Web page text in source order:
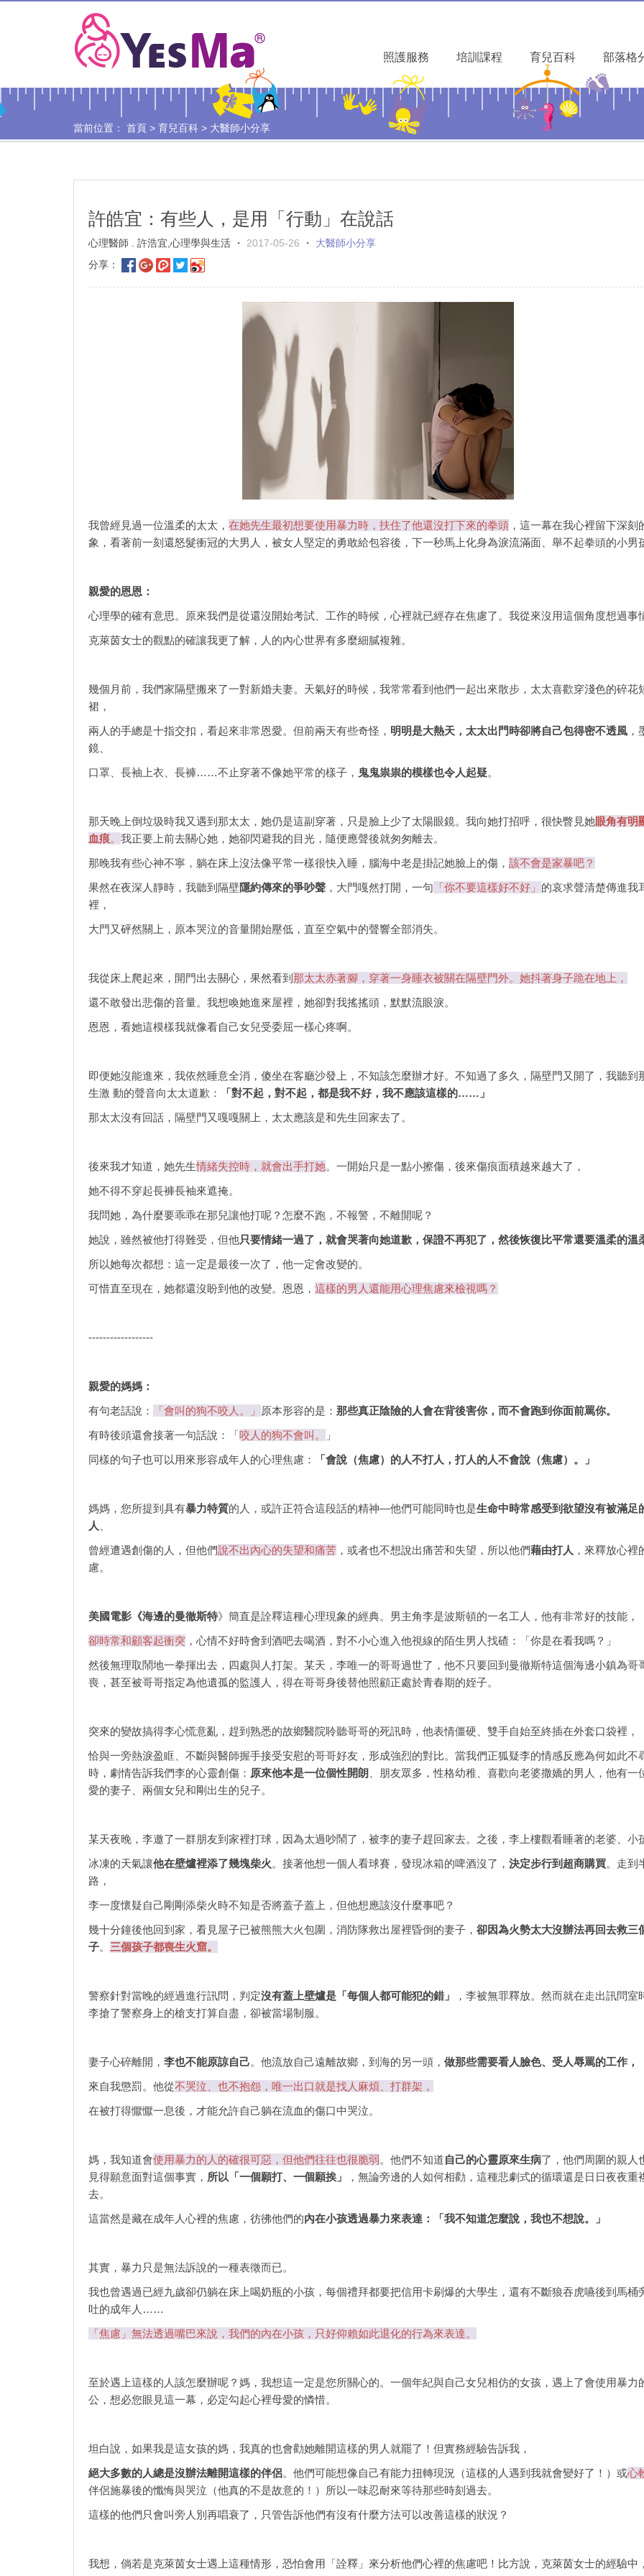
照護服務 培訓課程 育兒百科 部落格
當前位置： 首頁 > 育兒百科 > 大醫師小分享
許皓宜：有些人，是用「行動」在說話
心理醫師 . 許浩宜,心理學與生活 ・ 2017-05-26 ・ 大醫師小分享
分享：
我曾經見過一位溫柔的太太， 在她先生最初想要使用暴力時，扶住了他還沒打下來的拳頭 ，這一幕在我心裡留下深刻
象，看著前一刻還怒髮衝冠的大男人，被女人堅定的勇敢給包容後，下一秒馬上化身為淚流滿面、舉不起拳頭的小男
親愛的恩恩：
心理學的確有意思。原來我們是從還沒開始考試、工作的時候，心裡就已經存在焦慮了。我從來沒用這個角度想過事
克萊茵女士的觀點的確讓我更了解，人的內心世界有多麼細膩複雜。
幾個月前，我們家隔壁搬來了一對新婚夫妻。天氣好的時候，我常常看到他們一起出來散步，太太喜歡穿淺色的碎花
裙，
兩人的手總是十指交扣，看起來非常恩愛。但前兩天有些奇怪， 明明是大熱天，太太出門時卻將自己包得密不透風 ，
鏡、
口罩、長袖上衣、長褲……不止穿著不像她平常的樣子， 鬼鬼祟祟的模樣也令人起疑。
那天晚上倒垃圾時我又遇到那太太，她仍是這副穿著，只是臉上少了太陽眼鏡。我向她打招呼，很快瞥見她眼角有明
血痕。 我正要上前去關心她，她卻閃避我的目光，隨便應聲後就匆匆離去。
那晚我有些心神不寧，躺在床上沒法像平常一樣很快入睡，腦海中老是掛記她臉上的傷， 該不會是家暴吧？
果然在夜深人靜時，我聽到隔壁隱約傳來的爭吵聲 ，大門嘎然打開，一句 「你不要這樣好不好」 的哀求聲清楚傳進我
裡，
大門又砰然關上，原本哭泣的音量開始壓低，直至空氣中的聲響全部消失。
我從床上爬起來，開門出去關心，果然看到 那太太赤著腳，穿著一身睡衣被關在隔壁門外。她抖著身子跪在地上，
還不敢發出悲傷的音量。我想喚她進來屋裡，她卻對我搖搖頭，默默流眼淚。
恩恩，看她這模樣我就像看自己女兒受委屈一樣心疼啊。
即便她沒能進來，我依然睡意全消，傻坐在客廳沙發上，不知該怎麼辦才好。不知過了多久，隔壁門又開了，我聽到
生激 動的聲音向太太道歉：
「對不起，對不起，都是我不好，我不應該這樣的……」
那太太沒有回話，隔壁門又嘎嘎關上，太太應該是和先生回家去了。
後來我才知道，她先生情緒失控時，就會出手打她。一開始只是一點小擦傷，後來傷痕面積越來越大了，
她不得不穿起長褲長袖來遮掩。
我問她，為什麼要乖乖在那兒讓他打呢？怎麼不跑，不報警，不離開呢？
她說，雖然被他打得難受，但他只要情緒一過了，就會哭著向她道歉，保證不再犯了，然後恢復比平常還要溫柔的溫
所以她每次都想：這一定是最後一次了，他一定會改變的。
可惜直至現在，她都還沒盼到他的改變。恩恩， 這樣的男人還能用心理焦慮來檢視嗎？
------------------
親愛的媽媽：
有句老話說：
「會叫的狗不咬人。」 原本形容的是： 那些真正陰險的人會在背後害你，而不會跑到你面前罵你。
有時後頭還會接著一句話說：「咬人的狗不會叫。
」
同樣的句子也可以用來形容成年人的心理焦慮：
「會說（焦慮）的人不打人，打人的人不會說（焦慮）。」
媽媽，您所提到具有暴力特質的人，或許正符合這段話的精神—他們可能同時也是生命中時常感受到欲望沒有被滿足
人
曾經遭遇創傷的人，但他們說不出內心的失望和痛苦 ，或者也不想說出痛苦和失望，所以他們藉由打人 ，來釋放心裡
慮。
美國電影《海邊的曼徹斯特》簡直是詮釋這種心理現象的經典。男主角李是波斯頓的一名工人，他有非常好的技能，
卻時常和顧客起衝突 ，心情不好時會到酒吧去喝酒，對不小心進入他視線的陌生男人找碴：「你是在看我嗎？」
然後無理取鬧地一拳揮出去，四處與人打架。某天，李唯一的哥哥過世了，他不只要回到曼徹斯特這個海邊小鎮為哥
喪，甚至被哥哥指定為他遺孤的監護人，得在哥哥身後替他照顧正處於青春期的姪子。
突來的變故搞得李心慌意亂，趕到熟悉的故鄉醫院聆聽哥哥的死訊時，他表情僵硬、雙手自始至終插在外套口袋裡，
恰與一旁熱淚盈眶、不斷與醫師握手接受安慰的哥哥好友，形成強烈的對比。當我們正狐疑李的情感反應為何如此不
時，劇情告訴我們李的心靈創傷： 原來他本是一位個性開朗 、朋友眾多，性格幼稚、喜歡向老婆撒嬌的男人，他有一
愛的妻子、兩個女兒和剛出生的兒子。
某天夜晚，李邀了一群朋友到家裡打球，因為太過吵鬧了，被李的妻子趕回家去。之後，李上樓觀看睡著的老婆、小
冰凍的天氣讓他在壁爐裡添了幾塊柴火。接著他想一個人看球賽，發現冰箱的啤酒沒了， 決定步行到超商購買。走到
路，
李一度懷疑自己剛剛添柴火時不知是否將蓋子蓋上，但他想應該沒什麼事吧？
幾十分鐘後他回到家，看見屋子已被熊熊大火包圍，消防隊救出屋裡昏倒的妻子， 卻因為火勢太大沒辦法再回去救三
子。 三個孩子都喪生火窟。
警察針對當晚的經過進行訊問，判定沒有蓋上壁爐是「每個人都可能犯的錯」
，李被無罪釋放。然而就在走出訊問室
李搶了警察身上的槍支打算自盡，卻被當場制服。
妻子心碎離開， 李也不能原諒自己。他流放自己遠離故鄉，到海的另一頭， 做那些需要看人臉色、受人辱罵的工作，
來自我懲罰。他從不哭泣、也不抱怨，唯一出口就是找人麻煩、打群架，
在被打得懨懨一息後，才能允許自己躺在流血的傷口中哭泣。
媽，我知道會使用暴力的人的確很可惡，但他們往往也很脆弱。他們不知道自己的心靈原來生病了，他們周圍的親人
見得願意面對這個事實， 所以「一個願打、一個願挨」
，無論旁邊的人如何相勸，這種悲劇式的循環還是日日夜夜重
去。
這當然是藏在成年人心裡的焦慮，彷彿他們的內在小孩透過暴力來表達：「我不知道怎麼說，我也不想說。」
其實，暴力只是無法訴說的一種表徵而已。
我也曾遇過已經九歲卻仍躺在床上喝奶瓶的小孩，每個禮拜都要把信用卡刷爆的大學生，還有不斷狼吞虎嚥後到馬桶
吐的成年人……
「焦慮」無法透過嘴巴來說，我們的內在小孩，只好仰賴如此退化的行為來表達。
至於遇上這樣的人該怎麼辦呢？媽，我想這一定是您所關心的。一個年紀與自己女兒相仿的女孩，遇上了會使用暴力
公，想必您眼見這一幕，必定勾起心裡母愛的憐惜。
坦白說，如果我是這女孩的媽，我真的也會勸她離開這樣的男人就罷了！但實務經驗告訴我，
絕大多數的人總是沒辦法離開這樣的伴侶。他們可能想像自己有能力扭轉現況（這樣的人遇到我就會變好了！）或心
伴侶施暴後的懺悔與哭泣（他真的不是故意的！）所以一味忍耐來等待那些時刻過去。
這樣的他們只會叫旁人別再唱衰了，只管告訴他們有沒有什麼方法可以改善這樣的狀況？
我想，倘若是克萊茵女士遇上這種情形，恐怕會用「詮釋」來分析他們心裡的焦慮吧！比方說，克萊茵女士的經驗中